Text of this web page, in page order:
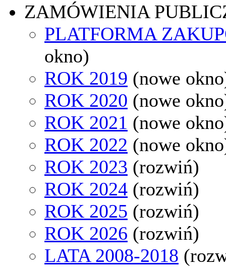
ZAMÓWIENIA
PLATFORMA
okno)
ROK 2019 (nowe
ROK 2020 (nowe
ROK 2021 (nowe
ROK 2022 (nowe
ROK 2023 (rozwiń)
ROK 2024 (rozwiń)
ROK 2025 (rozwiń)
ROK 2026 (rozwiń)
LATA 2008-2018